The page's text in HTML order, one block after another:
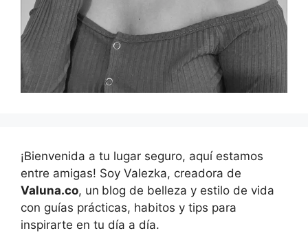
¡Bienvenida a tu lugar seguro, aquí estamos
entre amigas! Soy Valezka, creadora de
Valuna.co, un blog de belleza y estilo de vida
con guías prácticas, habitos y tips para
inspirarte en tu día a día.